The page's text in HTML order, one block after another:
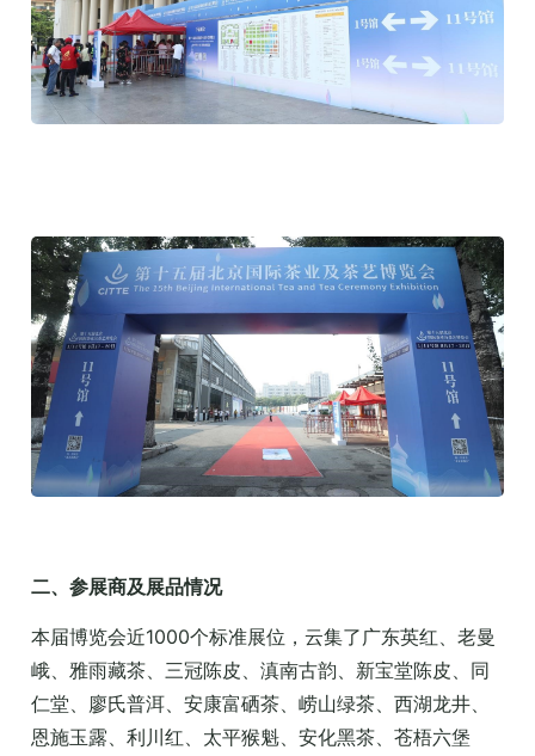
二、参展商及展品情况
本届博览会近1000个标准展位，云集了广东英红、老曼
峨、雅雨藏茶、三冠陈皮、滇南古韵、新宝堂陈皮、同
仁堂、廖氏普洱、安康富硒茶、崂山绿茶、西湖龙井、
恩施玉露、利川红、太平猴魁、安化黑茶、苍梧六堡